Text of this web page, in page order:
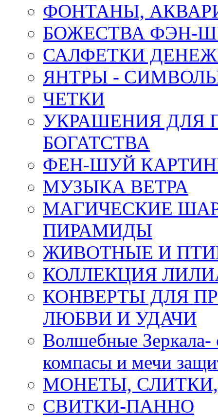
ФОНТАНЫ,
БОЖЕСТВА ФЭН-
САЛФЕТКИ
ЯНТРЫ -
ЧЕТКИ
УКРАШЕНИЯ ДЛЯ
БОГАТСТВА
ФЕН-ШУЙ
МУЗЫКА ВЕТРА
МАГИЧЕСКИЕ
ПИРАМИДЫ
ЖИВОТНЫЕ И
КОЛЛЕКЦИЯ
КОНВЕРТЫ ДЛЯ
ЛЮБВИ И УДАЧИ
Волшебные Зеркала-
компасы и мечи
МОНЕТЫ,
СВИТКИ-ПАННО